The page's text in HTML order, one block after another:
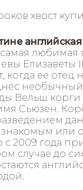
хвост
любимая
Елизаветы
когда ее отец
необычный
Вельш
Сьюзен.
или
с 2009 года
случае до